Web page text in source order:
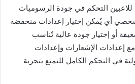
للاعبين التحكم في جودة الرسوميات
أي يٌمكن إختيار إعدادات منخفضة
أو إختيار جودة عالية تٌناسب
مع إعدادات الإشعارات وإعدادات
في التحكم الكامل للتمتع بتجربة